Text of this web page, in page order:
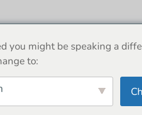
you might be speaking a
to: